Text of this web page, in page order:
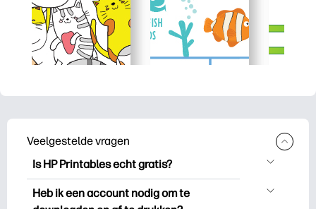
Veelgestelde vragen
Is HP Printables echt gratis?
HP Printables biedt meer dan 2.500
gratis printables om te downloaden en
Heb ik een account nodig om te